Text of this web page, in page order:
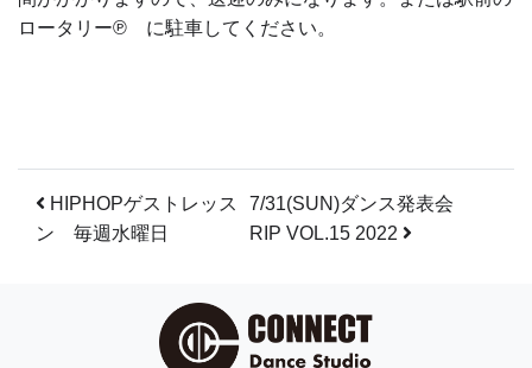
ロータリー℗ に駐車してください。
投稿ナビゲーション
HIPHOPゲストレッス
ン 毎週水曜日
7/31(SUN)ダンス発表会
RIP VOL.15 2022